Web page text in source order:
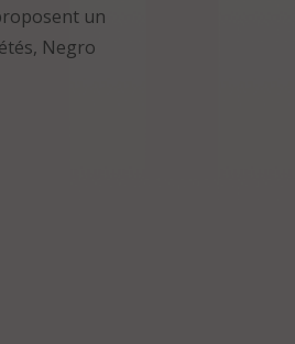
un
Negro